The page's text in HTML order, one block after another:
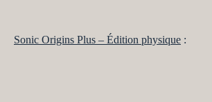
Sonic Origins Plus – Édition physique :